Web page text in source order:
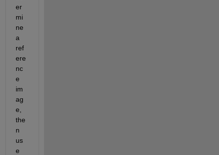
er
mi
ne
a
ref
ere
nc
e
im
ag
e,
the
n
us
e